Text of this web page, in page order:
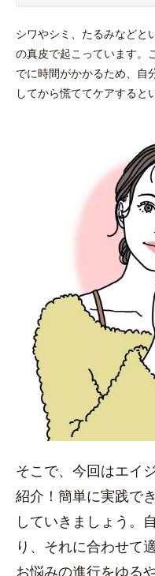
シワやシミ、たるみなどと
の真皮で起こっています。
でに時間がかかるため、自
してから慌ててケアすると
そこで、今回はエイ
紹介！簡単に実践で
していきましょう。
り、それに合わせて
お悩みの進行をゆる